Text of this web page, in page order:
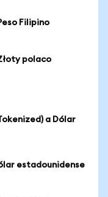
Filipino
polaco
a Dólar
estadounidense